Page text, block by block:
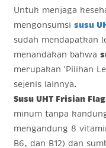
Untuk menjaga
mengonsumsi susu
sudah mendapatkan
menandakan bahwa
merupakan 'Pilihan
sejenis lainnya.
Susu UHT Frisian
minum tanpa
mengandung 8
B6, dan B12) dan